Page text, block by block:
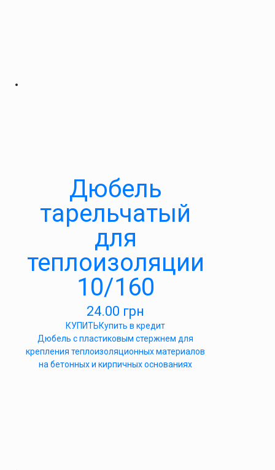
Дюбель
тарельчатый
для
теплоизоляции
10/160
24.00 грн
КУПИТЬКупить в кредит
Дюбель с пластиковым стержнем для
крепления теплоизоляционных материалов
на бетонных и кирпичных основаниях